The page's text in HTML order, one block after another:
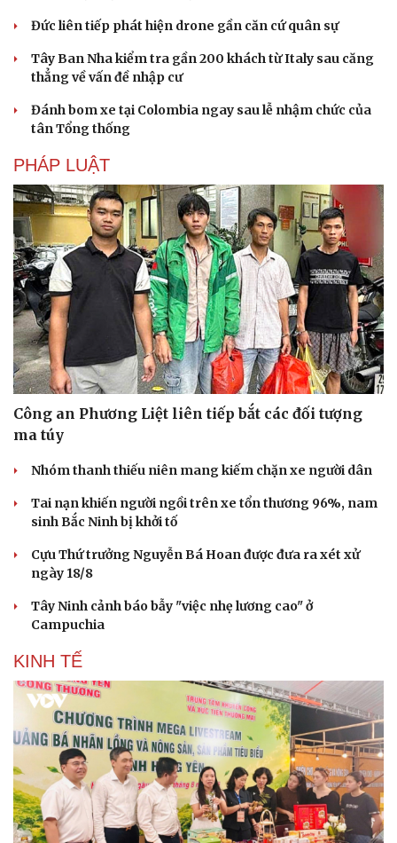
Du lịch
Tư vấn
Săn Tour
Câu chuyện thời sự
Kể chuyện cho bé
Đức liên tiếp phát hiện drone gần căn cứ quân sự
Tây Ban Nha kiểm tra gần 200 khách từ Italy sau căng
thẳng về vấn đề nhập cư
Đánh bom xe tại Colombia ngay sau lễ nhậm chức của
tân Tổng thống
PHÁP LUẬT
Công an Phương Liệt liên tiếp bắt các đối tượng
ma túy
Nhóm thanh thiếu niên mang kiếm chặn xe người dân
Tai nạn khiến người ngồi trên xe tổn thương 96%, nam
sinh Bắc Ninh bị khởi tố
Cựu Thứ trưởng Nguyễn Bá Hoan được đưa ra xét xử
ngày 18/8
Tây Ninh cảnh báo bẫy "việc nhẹ lương cao" ở
Campuchia
KINH TẾ